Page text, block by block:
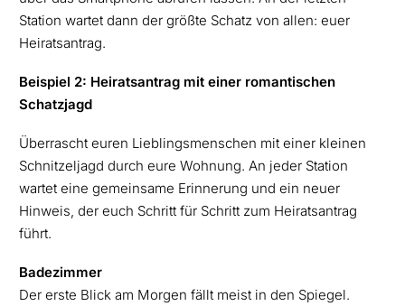
Station wartet dann der größte Schatz von allen: euer
Heiratsantrag.
Beispiel 2: Heiratsantrag mit einer romantischen
Schatzjagd
Überrascht euren Lieblingsmenschen mit einer kleinen
Schnitzeljagd durch eure Wohnung. An jeder Station
wartet eine gemeinsame Erinnerung und ein neuer
Hinweis, der euch Schritt für Schritt zum Heiratsantrag
führt.
Badezimmer
Der erste Blick am Morgen fällt meist in den Spiegel.